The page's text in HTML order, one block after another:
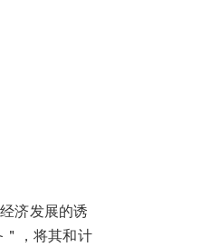
济发展的诱
，将其和计